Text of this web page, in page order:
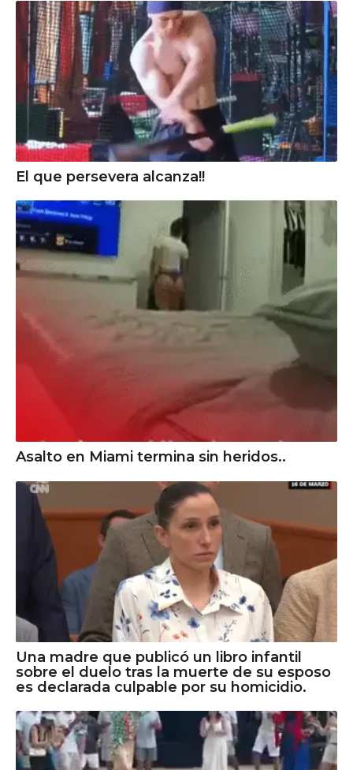
El que persevera alcanza!!
Asalto en Miami termina sin heridos..
Una madre que publicó un libro infantil
sobre el duelo tras la muerte de su esposo
es declarada culpable por su homicidio.